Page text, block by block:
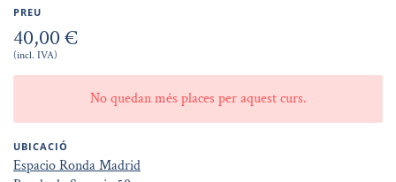
PREU
40,00 €
(incl. IVA)
No quedan més places per aquest curs.
UBICACIÓ
Espacio Ronda Madrid